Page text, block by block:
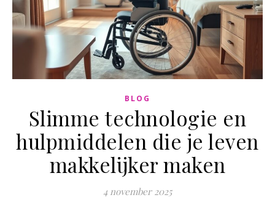
BLOG
Slimme technologie en
hulpmiddelen die je leven
makkelijker maken
4 november 2025